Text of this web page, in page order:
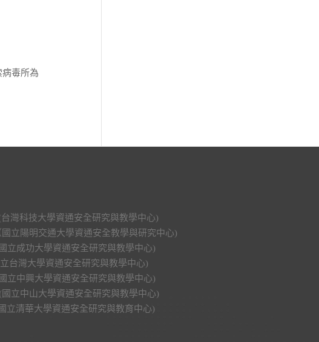
毒所為
台灣科技大學資通安全研究與教學中心)
立陽明交通大學資通安全教學與研究中心)
立成功大學資通安全研究與教學中心)
台灣大學資通安全研究與教學中心)
立中興大學資通安全研究與教學中心)
國立中山大學資通安全研究與教學中心)
立清華大學資通安全研究與教育中心)